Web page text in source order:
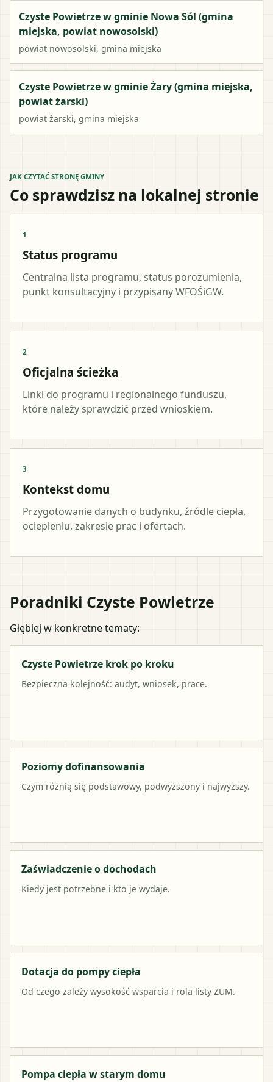
Czyste Powietrze w gminie Nowa Sól (gmina
miejska, powiat nowosolski)
powiat nowosolski, gmina miejska
Czyste Powietrze w gminie Żary (gmina miejska,
powiat żarski)
powiat żarski, gmina miejska
JAK CZYTAĆ STRONĘ GMINY
Co sprawdzisz na lokalnej stronie
1
Status programu
Centralna lista programu, status porozumienia,
punkt konsultacyjny i przypisany WFOŚiGW.
2
Oficjalna ścieżka
Linki do programu i regionalnego funduszu,
które należy sprawdzić przed wnioskiem.
3
Kontekst domu
Przygotowanie danych o budynku, źródle ciepła,
ociepleniu, zakresie prac i ofertach.
Poradniki Czyste Powietrze
Głębiej w konkretne tematy:
Czyste Powietrze krok po kroku
Bezpieczna kolejność: audyt, wniosek, prace.
Poziomy dofinansowania
Czym różnią się podstawowy, podwyższony i najwyższy.
Zaświadczenie o dochodach
Kiedy jest potrzebne i kto je wydaje.
Dotacja do pompy ciepła
Od czego zależy wysokość wsparcia i rola listy ZUM.
Pompa ciepła w starym domu